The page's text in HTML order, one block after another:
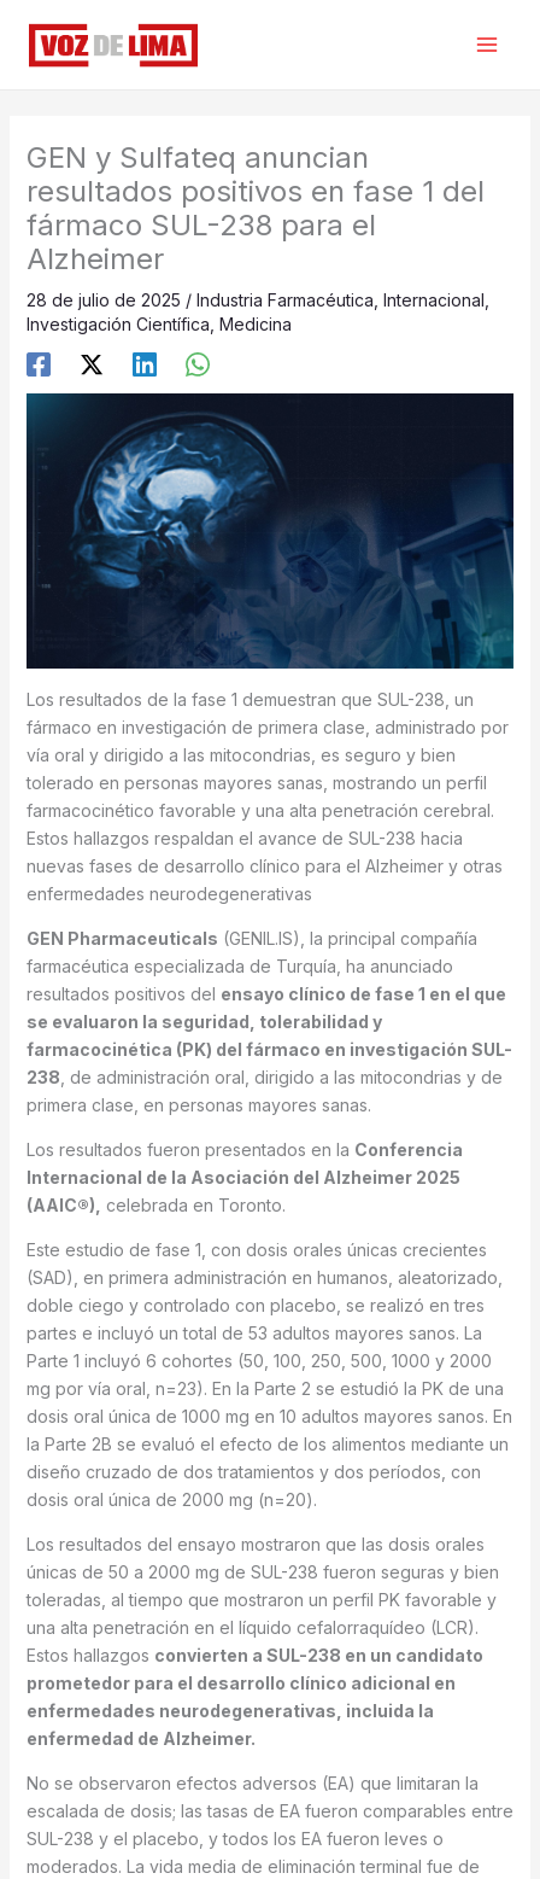
contenido
GEN y Sulfateq anuncian
resultados positivos en fase 1 del
fármaco SUL-238 para el
Alzheimer
28 de julio de 2025 / Industria Farmacéutica Internacional
Investigación Científica Medicina
Los resultados de la fase 1 demuestran que SUL-238, un
fármaco en investigación de primera clase, administrado por
vía oral y dirigido a las mitocondrias, es seguro y bien
tolerado en personas mayores sanas, mostrando un perfil
farmacocinético favorable y una alta penetración cerebral.
Estos hallazgos respaldan el avance de SUL-238 hacia
nuevas fases de desarrollo clínico para el Alzheimer y otras
enfermedades neurodegenerativas
GEN Pharmaceuticals (GENIL.IS), la principal compañía
farmacéutica especializada de Turquía, ha anunciado
resultados positivos del ensayo clínico de fase 1 en el que
se evaluaron la seguridad, tolerabilidad y
farmacocinética (PK) del fármaco en investigación SUL-
238 , de administración oral, dirigido a las mitocondrias y de
primera clase, en personas mayores sanas.
Los resultados fueron presentados en la Conferencia
Internacional de la Asociación del Alzheimer 2025
(AAIC®),
celebrada en Toronto.
Este estudio de fase 1, con dosis orales únicas crecientes
(SAD), en primera administración en humanos, aleatorizado,
doble ciego y controlado con placebo, se realizó en tres
partes e incluyó un total de 53 adultos mayores sanos. La
Parte 1 incluyó 6 cohortes (50, 100, 250, 500, 1000 y 2000
mg por vía oral, n=23). En la Parte 2 se estudió la PK de una
dosis oral única de 1000 mg en 10 adultos mayores sanos. En
la Parte 2B se evaluó el efecto de los alimentos mediante un
diseño cruzado de dos tratamientos y dos períodos, con
dosis oral única de 2000 mg (n=20).
Los resultados del ensayo mostraron que las dosis orales
únicas de 50 a 2000 mg de SUL-238 fueron seguras y bien
toleradas, al tiempo que mostraron un perfil PK favorable y
una alta penetración en el líquido cefalorraquídeo (LCR).
Estos hallazgos convierten a SUL-238 en un candidato
prometedor para el desarrollo clínico adicional en
enfermedades neurodegenerativas, incluida la
enfermedad de Alzheimer.
No se observaron efectos adversos (EA) que limitaran la
escalada de dosis; las tasas de EA fueron comparables entre
SUL-238 y el placebo, y todos los EA fueron leves o
moderados. La vida media de eliminación terminal fue de